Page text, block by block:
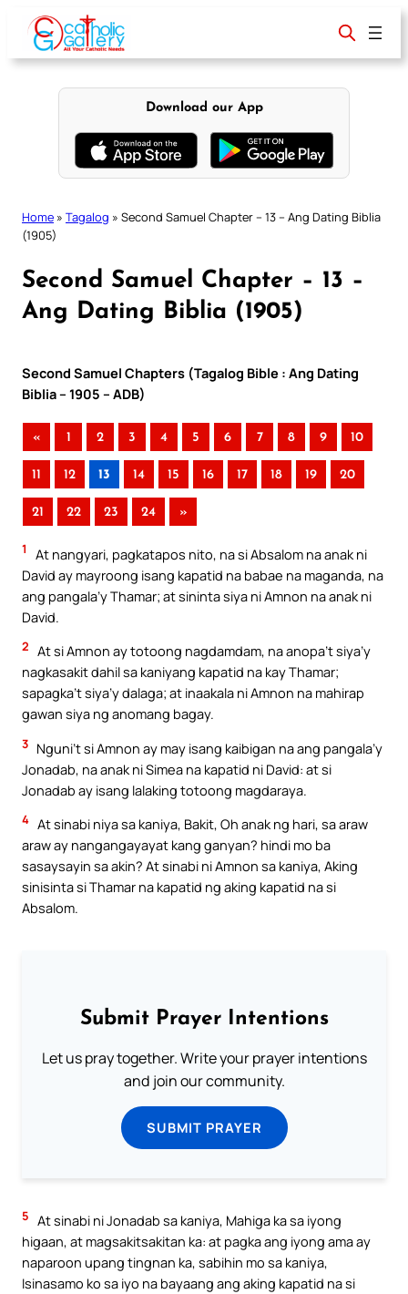
content
Download our App
Home » Tagalog » Second Samuel Chapter – 13 – Ang Dating Biblia
(1905)
Second Samuel Chapter – 13 –
Ang Dating Biblia (1905)
Second Samuel Chapters (Tagalog Bible : Ang Dating
Biblia – 1905 – ADB)
« 1 2 3 4 5 6 7 8 9 10
11 12 13 14 15 16 17 18 19 20
21 22 23 24 »
1
At nangyari, pagkatapos nito, na si Absalom na anak ni
David ay mayroong isang kapatid na babae na maganda, na
ang pangala’y Thamar; at sininta siya ni Amnon na anak ni
David.
2 At si Amnon ay totoong nagdamdam, na anopa’t siya’y
nagkasakit dahil sa kaniyang kapatid na kay Thamar;
sapagka’t siya’y dalaga; at inaakala ni Amnon na mahirap
gawan siya ng anomang bagay.
3 Nguni’t si Amnon ay may isang kaibigan na ang pangala’y
Jonadab, na anak ni Simea na kapatid ni David: at si
Jonadab ay isang lalaking totoong magdaraya.
4 At sinabi niya sa kaniya, Bakit, Oh anak ng hari, sa araw
araw ay nangangayayat kang ganyan? hindi mo ba
sasaysayin sa akin? At sinabi ni Amnon sa kaniya, Aking
sinisinta si Thamar na kapatid ng aking kapatid na si
Absalom.
Submit Prayer Intentions
Let us pray together. Write your prayer intentions
and join our community.
SUBMIT PRAYER
5 At sinabi ni Jonadab sa kaniya, Mahiga ka sa iyong
higaan, at magsakitsakitan ka: at pagka ang iyong ama ay
naparoon upang tingnan ka, sabihin mo sa kaniya,
Isinasamo ko sa iyo na bayaang ang aking kapatid na si